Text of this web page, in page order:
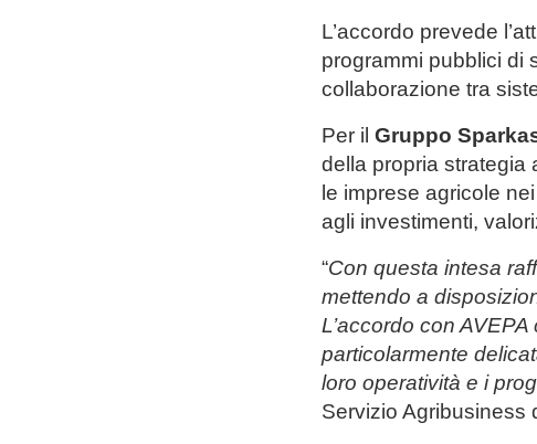
L’accordo prevede
programmi pubblici di
collaborazione tra
Per il Gruppo
della propria strategia
le imprese agricole
agli investimenti,
“Con questa intesa
mettendo a
L’accordo con
particolarmente
loro operatività e i
Servizio Agribusiness